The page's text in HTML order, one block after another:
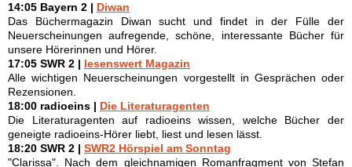
14:05 Bayern 2 | Diwan
Das Büchermagazin Diwan sucht und findet in der Fülle der
Neuerscheinungen aufregende, schöne, interessante Bücher für
unsere Hörerinnen und Hörer.
17:05 SWR 2 | lesenswert Magazin
Alle wichtigen Neuerscheinungen vorgestellt in Gesprächen oder
Rezensionen.
18:00 radioeins | Die Literaturagenten
Die Literaturagenten auf radioeins wissen, welche Bücher der
geneigte radioeins-Hörer liebt, liest und lesen lässt.
18:20 SWR 2 | SWR2 Hörspiel am Sonntag
"Clarissa". Nach dem gleichnamigen Romanfragment von Stefan